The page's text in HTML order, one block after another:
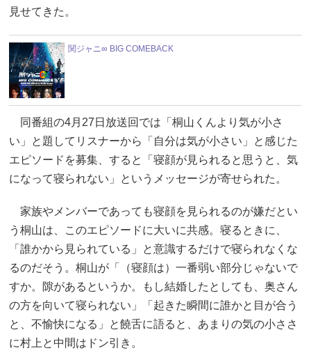
見せてきた。
関ジャニ∞ BIG COMEBACK
同番組の4月27日放送回では「桐山くんより気が小さ
い」と題してリスナーから「自分は気が小さい」と感じた
エピソードを募集、すると「寝顔が見られると思うと、気
になって寝られない」というメッセージが寄せられた。
家族やメンバーであっても寝顔を見られるのが嫌だとい
う桐山は、このエピソードに大いに共感。寝るときに、
「誰かから見られている」と意識するだけで寝られなくな
るのだそう。桐山が「（寝顔は）一番弱い部分じゃないで
すか。隙があるというか。もし結婚したとしても、奥さん
の方を向いて寝られない」「起きた瞬間に誰かと目が合う
と、不愉快になる」と饒舌に語ると、あまりの気の小ささ
に村上と中間はドン引き。